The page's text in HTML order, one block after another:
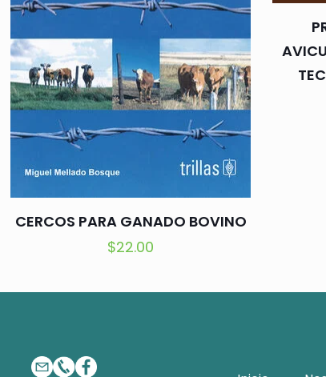
CERCOS PARA GANADO BOVINO
$22.00